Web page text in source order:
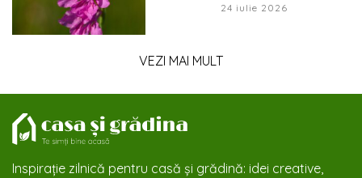
24 iulie 2026
VEZI MAI MULT
Inspirație zilnică pentru casă și grădină: idei creative,